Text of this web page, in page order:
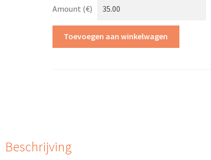
Amount (€)
Nalandabodhi
Toevoegen aan winkelwagen
Beschrijving